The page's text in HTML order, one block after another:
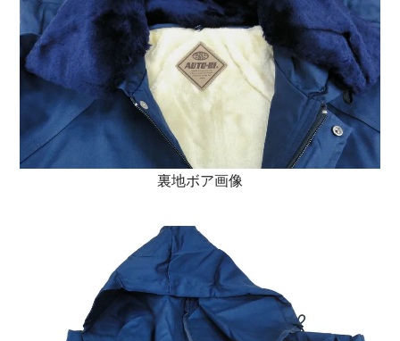
裏地ボア画像